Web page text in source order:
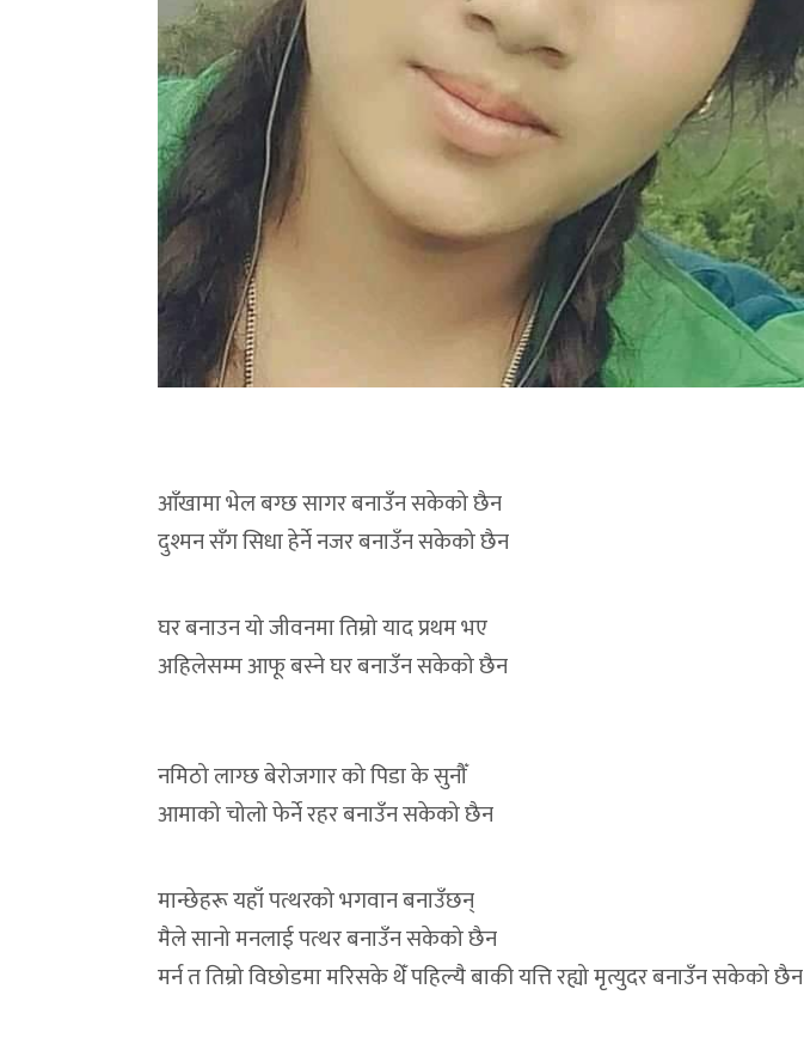
आँखामा भेल बग्छ सागर बनाउँन सकेको छैन
दुश्मन सँग सिधा हेर्ने नजर बनाउँन सकेको छैन
घर बनाउन यो जीवनमा तिम्रो याद प्रथम भए
अहिलेसम्म आफू बस्ने घर बनाउँन सकेको छैन
नमिठो लाग्छ बेरोजगार को पिडा के सुनौँ
आमाको चोलो फेर्ने रहर बनाउँन सकेको छैन
मान्छेहरू यहाँ पत्थरको भगवान बनाउँछन्
मैले सानो मनलाई पत्थर बनाउँन सकेको छैन
मर्न त तिम्रो विछोडमा मरिसके थेँ पहिल्यै बाकी यत्ति रह्यो मृत्युदर बनाउँन सकेको छैन